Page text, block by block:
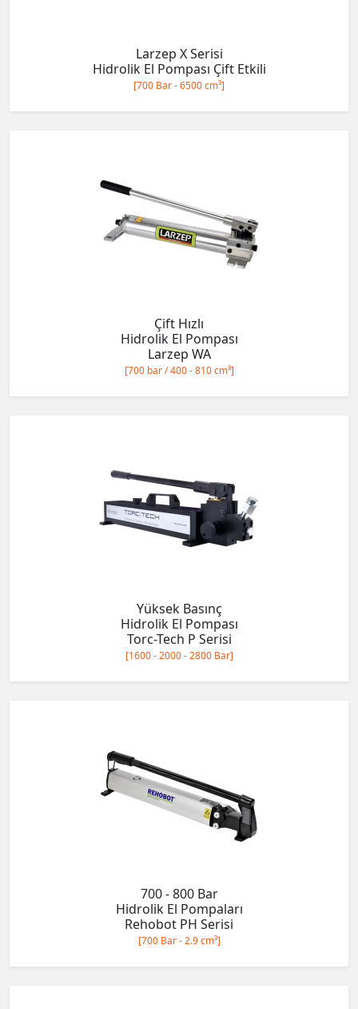
Larzep X Serisi
Hidrolik El Pompası Çift Etkili
[700 Bar - 6500 cm³]
Çift Hızlı
Hidrolik El Pompası
Larzep WA
[700 bar / 400 - 810 cm³]
Yüksek Basınç
Hidrolik El Pompası
Torc-Tech P Serisi
[1600 - 2000 - 2800 Bar]
700 - 800 Bar
Hidrolik El Pompaları
Rehobot PH Serisi
[700 Bar - 2.9 cm³]